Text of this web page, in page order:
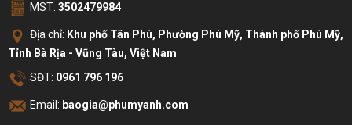
MST: 3502479984
Địa chỉ: Khu phố Tân Phú, Phường Phú Mỹ, Thành phố Phú Mỹ,
Tỉnh Bà Rịa - Vũng Tàu, Việt Nam
SĐT: 0961 796 196
Email: baogia@phumyanh.com